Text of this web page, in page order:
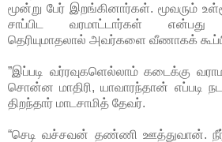
மூன்று பேர் இறங்கினார்கள். மூவரும்
சாப்பிட வரமாட்டார்கள் என்பது
தெரியுமாதலால் அவர்களை வீணாகக்
”இப்படி வர்ரவுகளெல்லாம் கடைக்கு
சொன்ன மாதிரி, யாவாரந்தான் எப்படி
திறந்தார் மாடசாமித் தேவர்.
“செடி வச்சவன் தண்ணி ஊத்துவான். நீர்